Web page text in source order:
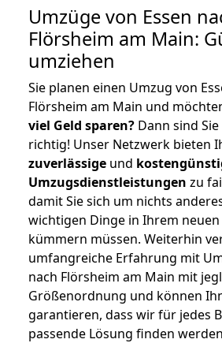
Umzüge von Essen
Flörsheim am Main:
umziehen
Sie planen einen Umzug von
Flörsheim am Main und
viel Geld sparen? Dann sind
richtig! Unser Netzwerk bieten
zuverlässige und
Umzugsdienstleistungen zu
damit Sie sich um nichts
wichtigen Dinge in Ihrem neuen
kümmern müssen. Weiterhin
umfangreiche Erfahrung mit
nach Flörsheim am Main mit
Größenordnung und können
garantieren, dass wir für jedes
passende Lösung finden